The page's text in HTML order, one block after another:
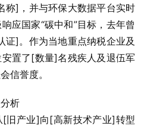
称]，并与环保大数据平台实时
应国家“碳中和”目标，去年曾
证]。作为当地重点纳税企业及
置了[数量]名残疾人及退伍军
信誉度。
析
[旧产业]向[高新技术产业]转型